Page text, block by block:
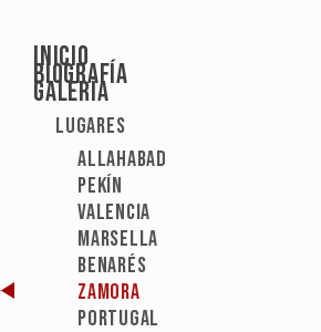
Inicio
Biografía
Galería
Lugares
Allahabad
Pekín
Valencia
Marsella
Benarés
Zamora
Portugal